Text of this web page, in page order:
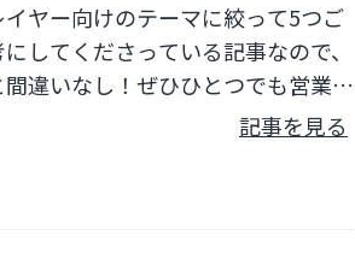
ヤー向けのテーマに絞って5つご
してくださっている記事なので、
違いなし！ぜひひとつでも営業の
記事を見る